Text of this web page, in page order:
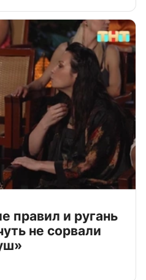
правил и ругань
не сорвали